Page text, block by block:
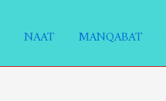
NAAT MANQABAT